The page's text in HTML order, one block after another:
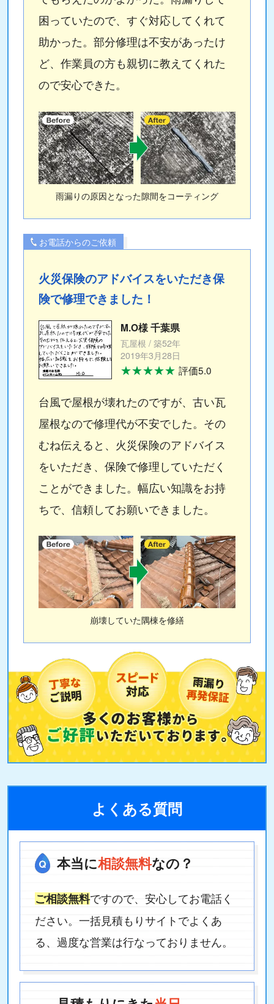
困っていたので、すぐ対応してくれて
助かった。部分修理は不安があったけ
ど、作業員の方も親切に教えてくれた
ので安心できた。
雨漏りの原因となった隙間をコーティング
お電話からのご依頼
火災保険のアドバイスをいただき保
険で修理できました！
M.O様 千葉県
瓦屋根 / 築52年
2019年3月28日
★★★★★ 評価5.0
台風で屋根が壊れたのですが、古い瓦
屋根なので修理代が不安でした。その
むね伝えると、火災保険のアドバイス
をいただき、保険で修理していただく
ことができました。幅広い知識をお持
ちで、信頼してお願いできました。
崩壊していた隅棟を修繕
よくある質問
本当に相談無料なの？
ご相談無料ですので、安心してお電話く
ださい。一括見積もりサイトでよくあ
る、過度な営業は行なっておりません。